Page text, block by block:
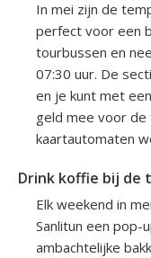
In mei zijn de
perfect voor een
tourbussen en
07:30 uur. De
en je kunt met
geld mee voor de
kaartautomaten
Drink koffie bij de
Elk weekend in
Sanlitun een pop-
ambachtelijke